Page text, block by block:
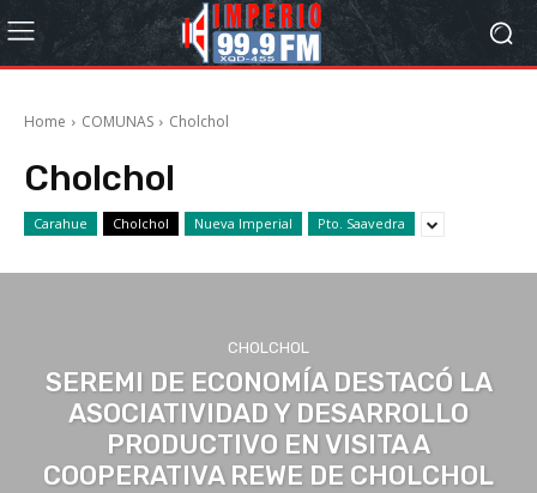
Home COMUNAS Cholchol
Cholchol
Carahue Cholchol Nueva Imperial Pto. Saavedra
CHOLCHOL
SEREMI DE ECONOMÍA DESTACÓ LA
ASOCIATIVIDAD Y DESARROLLO
PRODUCTIVO EN VISITA A
COOPERATIVA REWE DE CHOLCHOL